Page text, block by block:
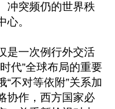
冲突频仍的世界秩
心。
是一次例行外交活
代”全球布局的重要
不对等依附”关系加
协作，西方国家必